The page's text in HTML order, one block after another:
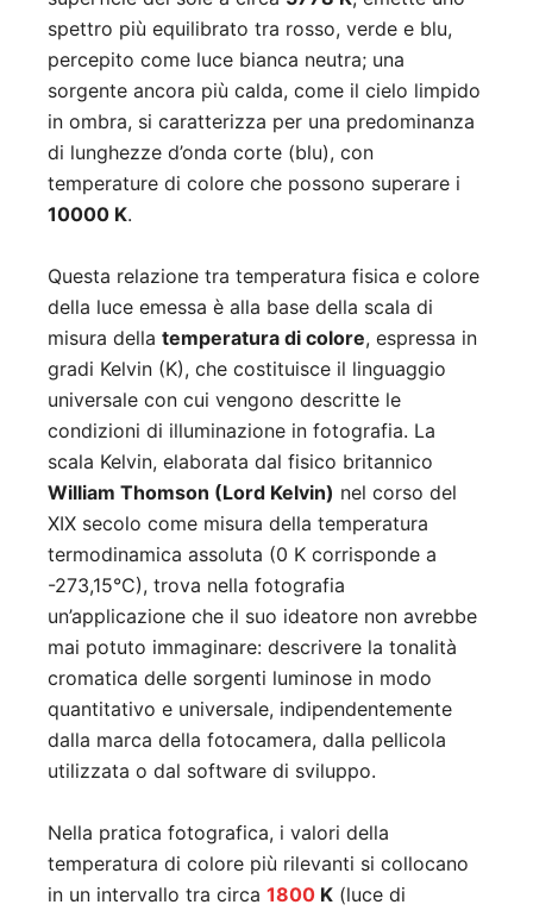
spettro più equilibrato tra rosso, verde e blu,
percepito come luce bianca neutra; una
sorgente ancora più calda, come il cielo limpido
in ombra, si caratterizza per una predominanza
di lunghezze d’onda corte (blu), con
temperature di colore che possono superare i
10000 K.
Questa relazione tra temperatura fisica e colore
della luce emessa è alla base della scala di
misura della temperatura di colore, espressa in
gradi Kelvin (K), che costituisce il linguaggio
universale con cui vengono descritte le
condizioni di illuminazione in fotografia. La
scala Kelvin, elaborata dal fisico britannico
William Thomson (Lord Kelvin) nel corso del
XIX secolo come misura della temperatura
termodinamica assoluta (0 K corrisponde a
-273,15°C), trova nella fotografia
un’applicazione che il suo ideatore non avrebbe
mai potuto immaginare: descrivere la tonalità
cromatica delle sorgenti luminose in modo
quantitativo e universale, indipendentemente
dalla marca della fotocamera, dalla pellicola
utilizzata o dal software di sviluppo.
Nella pratica fotografica, i valori della
temperatura di colore più rilevanti si collocano
in un intervallo tra circa 1800 K (luce di